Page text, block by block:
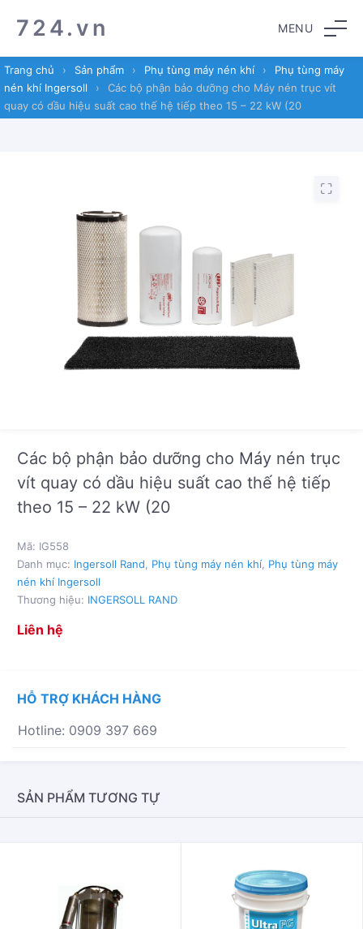
to
navigation
to
content
724.vn MENU
Trang chủ › Sản phẩm › Phụ tùng máy nén khí ›
Phụ tùng máy
nén khí Ingersoll
›
Các bộ phận bảo dưỡng cho Máy nén trục vít
quay có dầu hiệu suất cao thế hệ tiếp theo 15 – 22 kW (20
Các bộ phận bảo dưỡng cho Máy nén trục
vít quay có dầu hiệu suất cao thế hệ tiếp
theo 15 – 22 kW (20
Liên hệ
Mã: IG558
Danh mục: Ingersoll Rand Phụ tùng máy nén khí Phụ tùng máy
nén khí Ingersoll
Thương hiệu: INGERSOLL RAND
HỖ TRỢ KHÁCH HÀNG
Hotline: 0909 397 669
SẢN PHẨM TƯƠNG TỰ